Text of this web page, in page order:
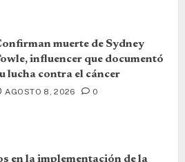
muerte de Sydney
influencer que documentó
lucha contra el cáncer
AGOSTO 8, 2026 0
en la implementación de la